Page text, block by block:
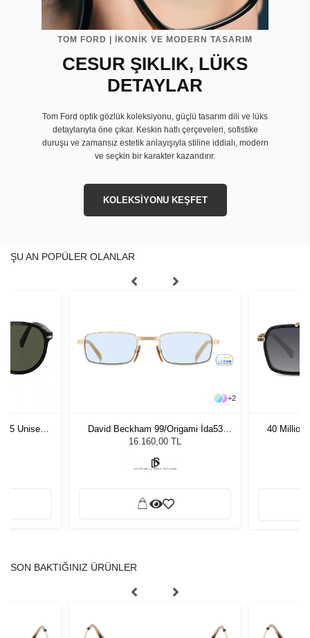
TOM FORD | İKONİK VE MODERN TASARIM
CESUR ŞIKLIK, LÜKS
DETAYLAR
Tom Ford optik gözlük koleksiyonu, güçlü tasarım dili ve lüks
detaylarıyla öne çıkar. Keskin hatlı çerçeveleri, sofistike
duruşu ve zamansız estetik anlayışıyla stiline iddialı, modern
ve seçkin bir karakter kazandırır.
KOLEKSİYONU KEŞFET
ŞU AN POPÜLER OLANLAR
55 Unisex
+2
David Beckham 99/Origami İda53
Unisex Güneş Gözlüğü
16.160,00 TL
40 Million
SON BAKTIĞINIZ ÜRÜNLER